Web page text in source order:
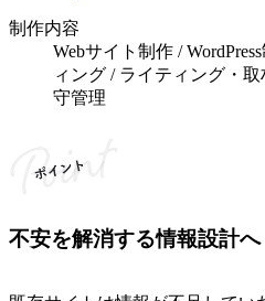
制作内容
Webサイト制作 /
ィング / ライティング・
守管理
不安を解消する情報設計へ